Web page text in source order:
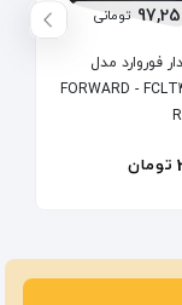
تومانی
فوروارد مدل
FORWARD -
تومان